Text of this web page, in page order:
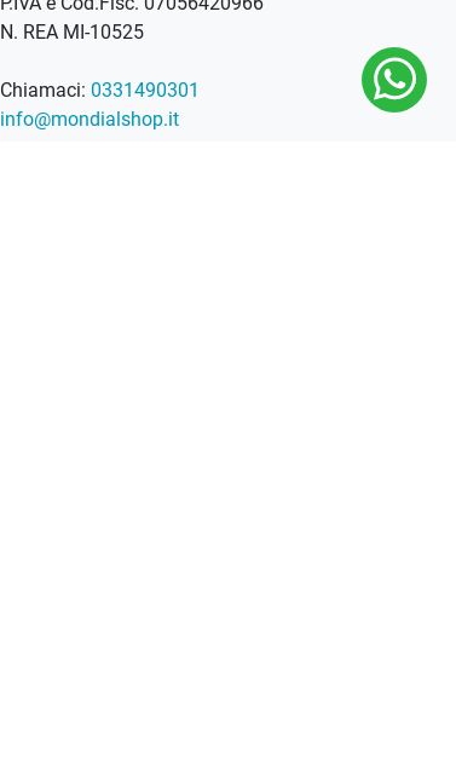
N. REA MI-10525
Chiamaci: 0331490301
info@mondialshop.it